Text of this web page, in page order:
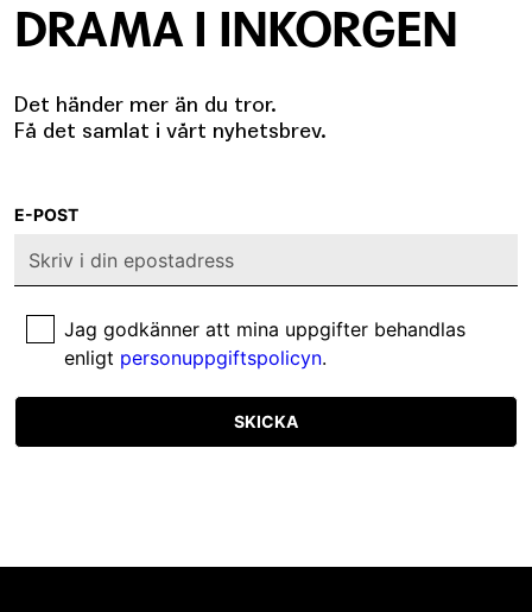
DRAMA I INKORGEN
Det händer mer än du tror.
Få det samlat i vårt nyhetsbrev.
E-POST
Jag godkänner att mina uppgifter behandlas
enligt personuppgiftspolicyn.
SKICKA